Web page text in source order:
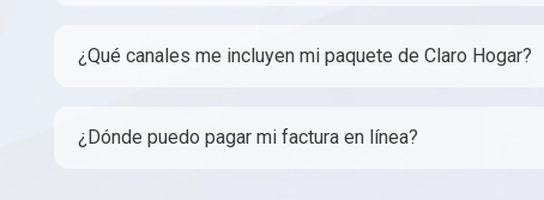
¿Qué canales me incluyen mi paquete de Claro Hogar?
¿Dónde puedo pagar mi factura en línea?